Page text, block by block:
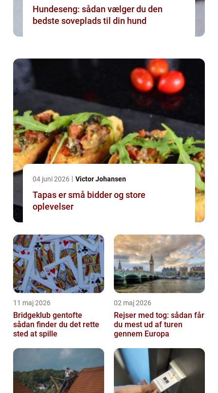
Hundeseng: sådan vælger du den
bedste soveplads til din hund
04 juni 2026 Victor Johansen
Tapas er små bidder og store
oplevelser
11 maj 2026
Bridgeklub gentofte
sådan finder du det rette
sted at spille
02 maj 2026
Rejser med tog: sådan får
du mest ud af turen
gennem Europa